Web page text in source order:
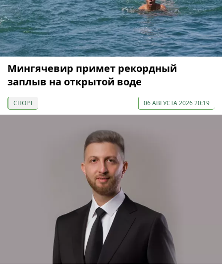
Мингячевир примет рекордный
заплыв на открытой воде
СПОРТ 06 АВГУСТА 2026 20:19